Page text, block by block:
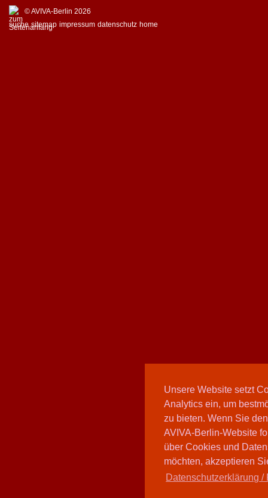
Unsere Website setzt
Analytics ein, um
zu bieten. Wenn Sie
AVIVA-Berlin-Website
über Cookies und
möchten, akzeptieren
Datenschutzerklärung /
© AVIVA-Berlin 2026
suche sitemap impressum datenschutz home